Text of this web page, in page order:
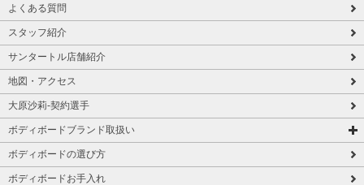
よくある質問
スタッフ紹介
サンタートル店舗紹介
地図・アクセス
大原沙莉-契約選手
ボディボードブランド取扱い
ボディボードの選び方
ボディボードお手入れ